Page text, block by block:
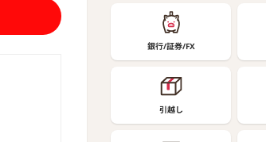
な4種類
銀行/証券/FX
引越し